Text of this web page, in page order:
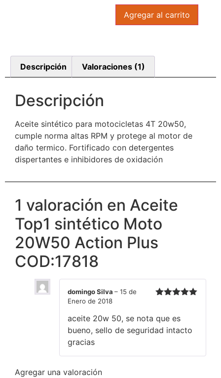
Agregar al carrito
Descripción Valoraciones (1)
Descripción
Aceite sintético para motocicletas 4T 20w50,
cumple norma altas RPM y protege al motor de
daño termico. Fortificado con detergentes
dispertantes e inhibidores de oxidación
1 valoración en Aceite
Top1 sintético Moto
20W50 Action Plus
COD:17818
domingo Silva – 15 de
Enero de 2018
aceite 20w 50, se nota que es
bueno, sello de seguridad intacto
gracias
Agregar una valoración